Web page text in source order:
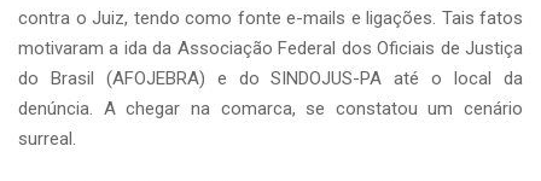
contra o Juiz, tendo como fonte e-mails e ligações. Tais fatos
motivaram a ida da Associação Federal dos Oficiais de Justiça
do Brasil (AFOJEBRA) e do SINDOJUS-PA até o local da
denúncia. A chegar na comarca, se constatou um cenário
surreal.